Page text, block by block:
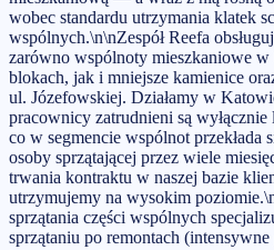
wobec standardu utrzymania klatek
wspólnych.\n\nZespół Reefa
zarówno wspólnoty mieszkaniowe
blokach, jak i mniejsze kamienice
ul. Józefowskiej. Działamy w
pracownicy zatrudnieni są
co w segmencie wspólnot przekłada
osoby sprzątającej przez wiele
trwania kontraktu w naszej bazie
utrzymujemy na wysokim
sprzątania części wspólnych
sprzątaniu po remontach